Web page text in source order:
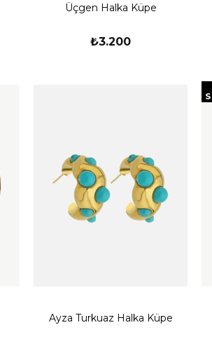
Üçgen Halka Küpe
₺3.200
Ayza Turkuaz Halka Küpe